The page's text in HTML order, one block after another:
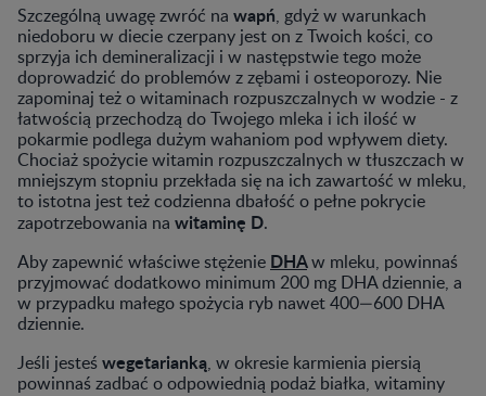
Szczególną uwagę zwróć na wapń, gdyż w warunkach
niedoboru w diecie czerpany jest on z Twoich kości, co
sprzyja ich demineralizacji i w następstwie tego może
doprowadzić do problemów z zębami i osteoporozy. Nie
zapominaj też o witaminach rozpuszczalnych w wodzie - z
łatwością przechodzą do Twojego mleka i ich ilość w
pokarmie podlega dużym wahaniom pod wpływem diety.
Chociaż spożycie witamin rozpuszczalnych w tłuszczach w
mniejszym stopniu przekłada się na ich zawartość w mleku,
to istotna jest też codzienna dbałość o pełne pokrycie
zapotrzebowania na witaminę D.
Aby zapewnić właściwe stężenie DHAw mleku, powinnaś
przyjmować dodatkowo minimum 200 mg DHA dziennie, a
w przypadku małego spożycia ryb nawet 400—600 DHA
dziennie.
Jeśli jesteśwegetarianką, w okresie karmienia piersią
powinnaś zadbać o odpowiednią podaż białka, witaminy